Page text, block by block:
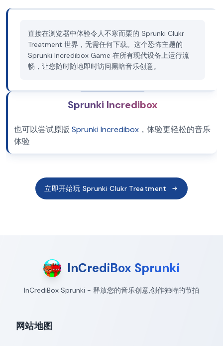
直接在浏览器中体验令人不寒而栗的 Sprunki Clukr
Treatment 世界，无需任何下载。这个恐怖主题的
Sprunki Incredibox Game 在所有现代设备上运行流
畅，让您随时随地即时访问黑暗音乐创意。
Sprunki Incredibox
也可以尝试原版 Sprunki Incredibox ，体验更轻松的音乐
体验
立即开始玩 Sprunki Clukr Treatment
InCrediBox Sprunki
InCrediBox Sprunki - 释放您的音乐创意,创作独特的节拍
网站地图